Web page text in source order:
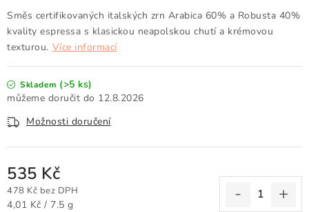
Směs certifikovaných italských zrn Arabica 60% a Robusta 40%
kvality espressa s klasickou neapolskou chutí a krémovou
texturou. Více informací
Skladem (>5 ks)
12.8.2026
Možnosti doručení
535 Kč
478 Kč bez DPH
Měrná cena:
4,01 Kč / 7.5 g